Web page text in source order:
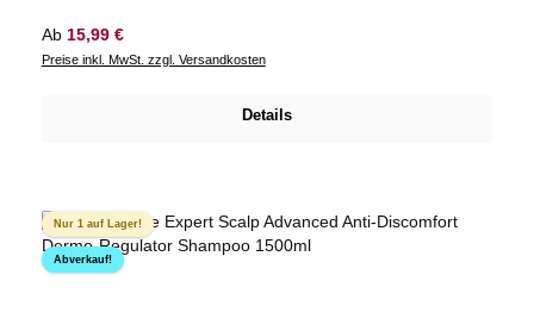
Regulärer Preis:
Ab 15,99 €
Preise inkl. MwSt. zzgl. Versandkosten
Details
Nur 1 auf Lager!
Abverkauf!